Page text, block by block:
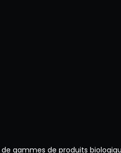
gammes de produits